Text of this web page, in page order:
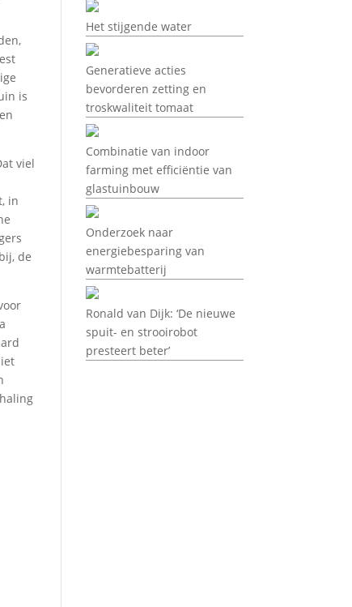
is
viel
in
de
Het stijgende water
Generatieve acties
bevorderen zetting en
troskwaliteit tomaat
Combinatie van indoor
farming met efficiëntie van
glastuinbouw
Onderzoek naar
energiebesparing van
warmtebatterij
Ronald van Dijk: ‘De nieuwe
spuit- en strooirobot
presteert beter’